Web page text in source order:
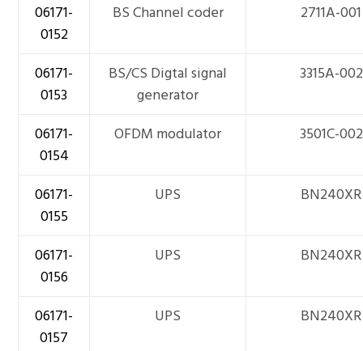
06171-
0152
BS Channel coder 2711A-001
06171-
0153
BS/CS Digtal signal
generator
3315A-002
06171-
0154
OFDM modulator 3501C-002
06171-
0155
UPS BN240XR
06171-
0156
UPS BN240XR
06171-
0157
UPS BN240XR